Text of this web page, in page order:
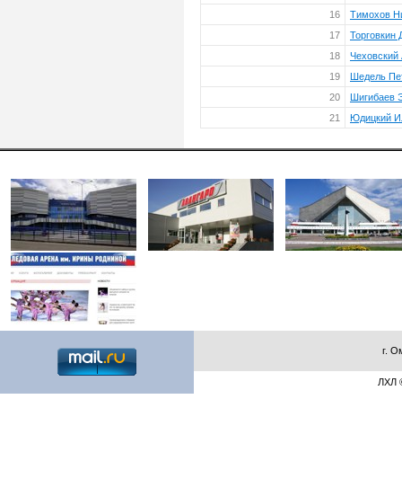
16
Тимохов
17
Торговкин
18
Чеховский
19
Шедель
20
Шигибаев
21
Юдицкий
г.
ЛХЛ